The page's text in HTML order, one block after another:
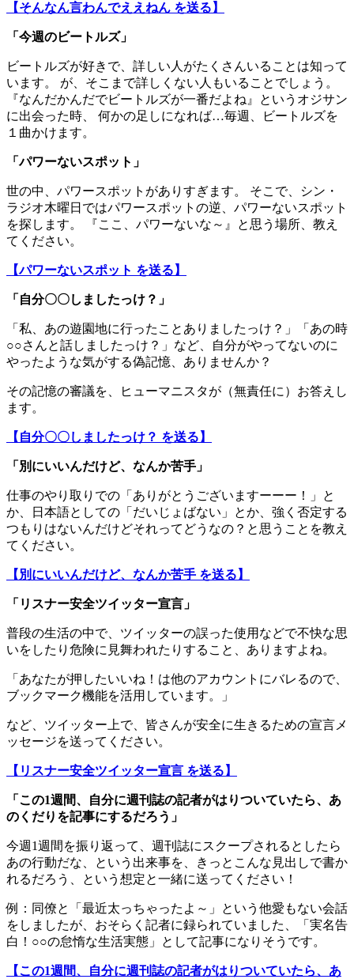
【そんなん言わんでええねん を送る】
「今週のビートルズ」
ビートルズが好きで、詳しい人がたくさんいることは知って
います。 が、そこまで詳しくない人もいることでしょう。
『なんだかんだでビートルズが一番だよね』というオジサン
に出会った時、 何かの足しになれば…毎週、ビートルズを
１曲かけます。
「パワーないスポット」
世の中、パワースポットがありすぎます。 そこで、シン・
ラジオ木曜日ではパワースポットの逆、パワーないスポット
を探します。 『ここ、パワーないな～』と思う場所、教え
てください。
【パワーないスポット を送る】
「自分〇〇しましたっけ？」
「私、あの遊園地に行ったことありましたっけ？」「あの時
○○さんと話しましたっけ？」など、自分がやってないのに
やったような気がする偽記憶、ありませんか？
その記憶の審議を、ヒューマニスタが（無責任に）お答えし
ます。
【自分〇〇しましたっけ？ を送る】
「別にいいんだけど、なんか苦手」
仕事のやり取りでの「ありがとうございますーーー！」と
か、日本語としての「だいじょばない」とか、強く否定する
つもりはないんだけどそれってどうなの？と思うことを教え
てください。
【別にいいんだけど、なんか苦手 を送る】
「リスナー安全ツイッター宣言」
普段の生活の中で、ツイッターの誤った使用などで不快な思
いをしたり危険に見舞われたりすること、ありますよね。
「あなたが押したいいね！は他のアカウントにバレるので、
ブックマーク機能を活用しています。」
など、ツイッター上で、皆さんが安全に生きるための宣言メ
ッセージを送ってください。
【リスナー安全ツイッター宣言 を送る】
「この1週間、自分に週刊誌の記者がはりついていたら、あ
のくだりを記事にするだろう」
今週1週間を振り返って、週刊誌にスクープされるとしたら
あの行動だな、という出来事を、きっとこんな見出しで書か
れるだろう、という想定と一緒に送ってください！
例：同僚と「最近太っちゃったよ～」という他愛もない会話
をしましたが、おそらく記者に録られていました、「実名告
白！○○の怠惰な生活実態」として記事になりそうです。
【この1週間、自分に週刊誌の記者がはりついていたら、あ